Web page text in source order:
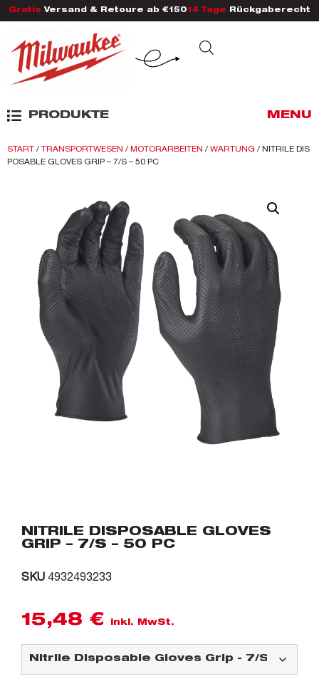
Gratis Versand & Retoure ab €150 14 Tage Rückgaberecht
PRODUKTE MENU
START / TRANSPORTWESEN / MOTORARBEITEN / WARTUNG / NITRILE DIS
POSABLE GLOVES GRIP – 7/S – 50 PC
NITRILE DISPOSABLE GLOVES
GRIP – 7/S – 50 PC
SKU 4932493233
15,48 € inkl. MwSt.